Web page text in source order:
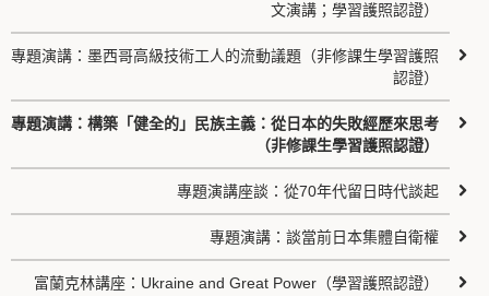
文演講；學習護照認證）
專題演講：墨西哥高級技術工人的流動議題（非修課生學習護照
認證）
專題演講：構築「健全的」民族主義：從日本的失敗經歷來思考
（非修課生學習護照認證）
專題演講座談：從70年代留日時代談起
專題演講：談當前日本集體自衛權
富蘭克林講座：Ukraine and Great Power（學習護照認證）